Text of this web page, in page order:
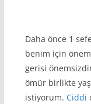
Daha önce 1
benim için
gerisi
ömür birlikte
istiyorum. Ciddi